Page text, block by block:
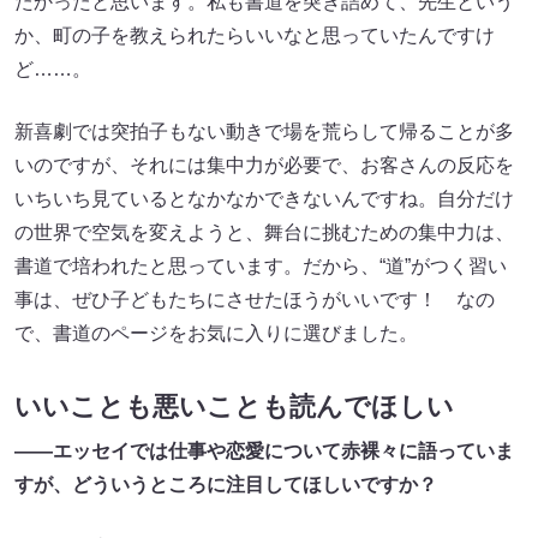
か、町の子を教えられたらいいなと思っていたんですけ
ど……。
新喜劇では突拍子もない動きで場を荒らして帰ることが多
いのですが、それには集中力が必要で、お客さんの反応を
いちいち見ているとなかなかできないんですね。自分だけ
の世界で空気を変えようと、舞台に挑むための集中力は、
書道で培われたと思っています。だから、“道”がつく習い
事は、ぜひ子どもたちにさせたほうがいいです！ なの
で、書道のページをお気に入りに選びました。
いいことも悪いことも読んでほしい
――エッセイでは仕事や恋愛について赤裸々に語っていま
すが、どういうところに注目してほしいですか？